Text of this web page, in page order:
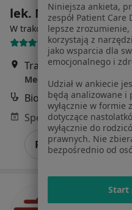
lek. Maja Rączy-
W trakcie specjalizacji
22 opinie
Trawowa 73, Wrocław •
MedPoint Centrum
Biopsja tarczycy (BAC)
Poproś o wizytę
Niniejsza ankieta,
zespół Patient
lepsze
korzystają z
jako wsparcia dla
emocjonalnego i
Udział w ankiecie
będą analizowane i
wyłącznie w formie
dotyczące
wyłącznie do
prawnych. Nie
bezpośrednio od
Start